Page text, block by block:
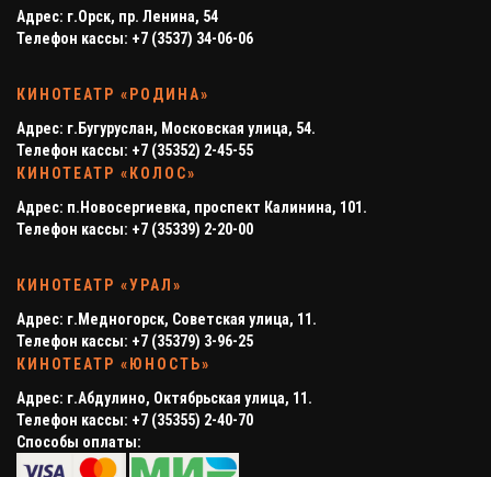
Адрес: г.Орск, пр. Ленина, 54
Телефон кассы: +7 (3537) 34-06-06
КИНОТЕАТР «РОДИНА»
Адрес: г.Бугуруслан, Московская улица, 54.
Телефон кассы: +7 (35352) 2-45-55
КИНОТЕАТР «КОЛОС»
Адрес: п.Новосергиевка, проспект Калинина, 101.
Телефон кассы: +7 (35339) 2-20-00
КИНОТЕАТР «УРАЛ»
Адрес: г.Медногорск, Советская улица, 11.
Телефон кассы: +7 (35379) 3-96-25
КИНОТЕАТР «ЮНОСТЬ»
Адреc: г.Абдулино, Октябрьская улица, 11.
Телефон кассы: +7 (35355) 2-40-70
Способы оплаты: